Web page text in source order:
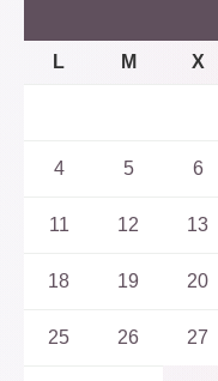
L M X
4 5 6
11 12 13
18 19 20
25 26 27